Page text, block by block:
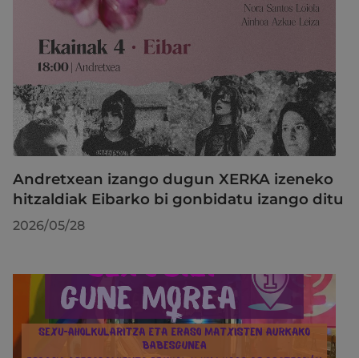
Andretxean izango dugun XERKA izeneko
hitzaldiak Eibarko bi gonbidatu izango ditu
2026/05/28